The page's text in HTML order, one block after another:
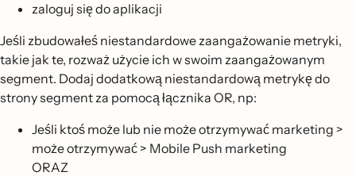
zaloguj się do aplikacji
Jeśli zbudowałeś niestandardowe zaangażowanie metryki,
takie jak te, rozważ użycie ich w swoim zaangażowanym
segment. Dodaj dodatkową niestandardową metrykę do
strony segment za pomocą łącznika OR, np:
Jeśli ktoś może lub nie może otrzymywać marketing >
może otrzymywać > Mobile Push marketing
ORAZ